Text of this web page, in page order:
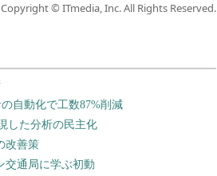
Copyright © ITmedia, Inc. All Rights Reserved.